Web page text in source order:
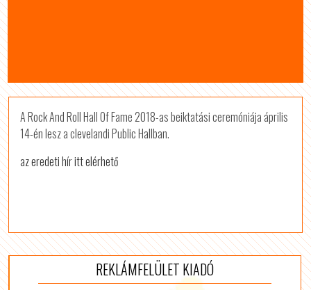
A Rock And Roll Hall Of Fame 2018-as beiktatási ceremóniája április
14-én lesz a clevelandi Public Hallban.
az eredeti hír itt elérhető
REKLÁMFELÜLET KIADÓ